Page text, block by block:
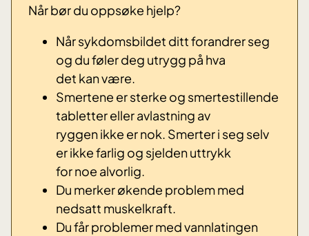
Når bør du oppsøke hjelp?
Når sykdomsbildet ditt forandrer seg
og du føler deg utrygg på hva
det kan være.
Smertene er sterke og smertestillende
tabletter eller avlastning av
ryggen ikke er nok. Smerter i seg selv
er ikke farlig og sjelden uttrykk
for noe alvorlig.
Du merker økende problem med
nedsatt muskelkraft.
Du får problemer med vannlatingen